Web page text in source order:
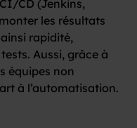
CD (Jenkins,
les résultats
rapidité,
Aussi, grâce à
équipes non
à l’automatisation.